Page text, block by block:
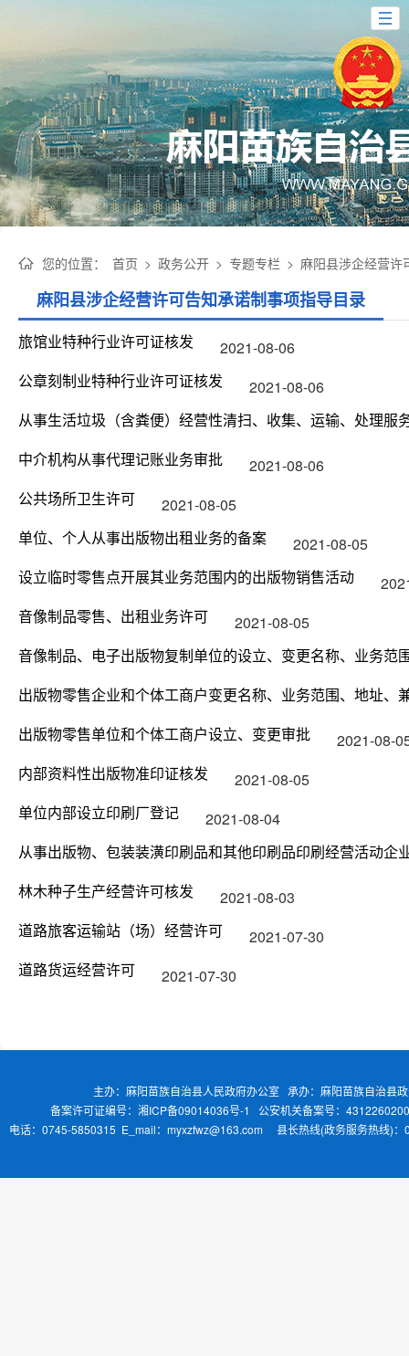
您的位置： 首页 > 政务公开 > 专题专栏 > 麻阳县涉企经营许
麻阳县涉企经营许可告知承诺制事项指导目录
旅馆业特种行业许可证核发
2021-08-06
公章刻制业特种行业许可证核发
2021-08-06
从事生活垃圾（含粪便）经营性清扫、收集、运输、处理服
中介机构从事代理记账业务审批
2021-08-06
公共场所卫生许可
2021-08-05
单位、个人从事出版物出租业务的备案
2021-08-05
设立临时零售点开展其业务范围内的出版物销售活动
音像制品零售、出租业务许可
2021-08-05
音像制品、电子出版物复制单位的设立、变更名称、业务范
出版物零售企业和个体工商户变更名称、业务范围、地址、
出版物零售单位和个体工商户设立、变更审批
2021-08-
内部资料性出版物准印证核发
2021-08-05
单位内部设立印刷厂登记
2021-08-04
从事出版物、包装装潢印刷品和其他印刷品印刷经营活动企
林木种子生产经营许可核发
2021-08-03
道路旅客运输站（场）经营许可
2021-07-30
道路货运经营许可
2021-07-30
主办：麻阳苗族自治县人民政府办公室 承办：麻阳苗族自治县
备案许可证编号：湘ICP备09014036号-1
公安机关备案号：
电话：0745-5850315 E_mail：myxzfwz@163.com 县长热线(政务服务热线)